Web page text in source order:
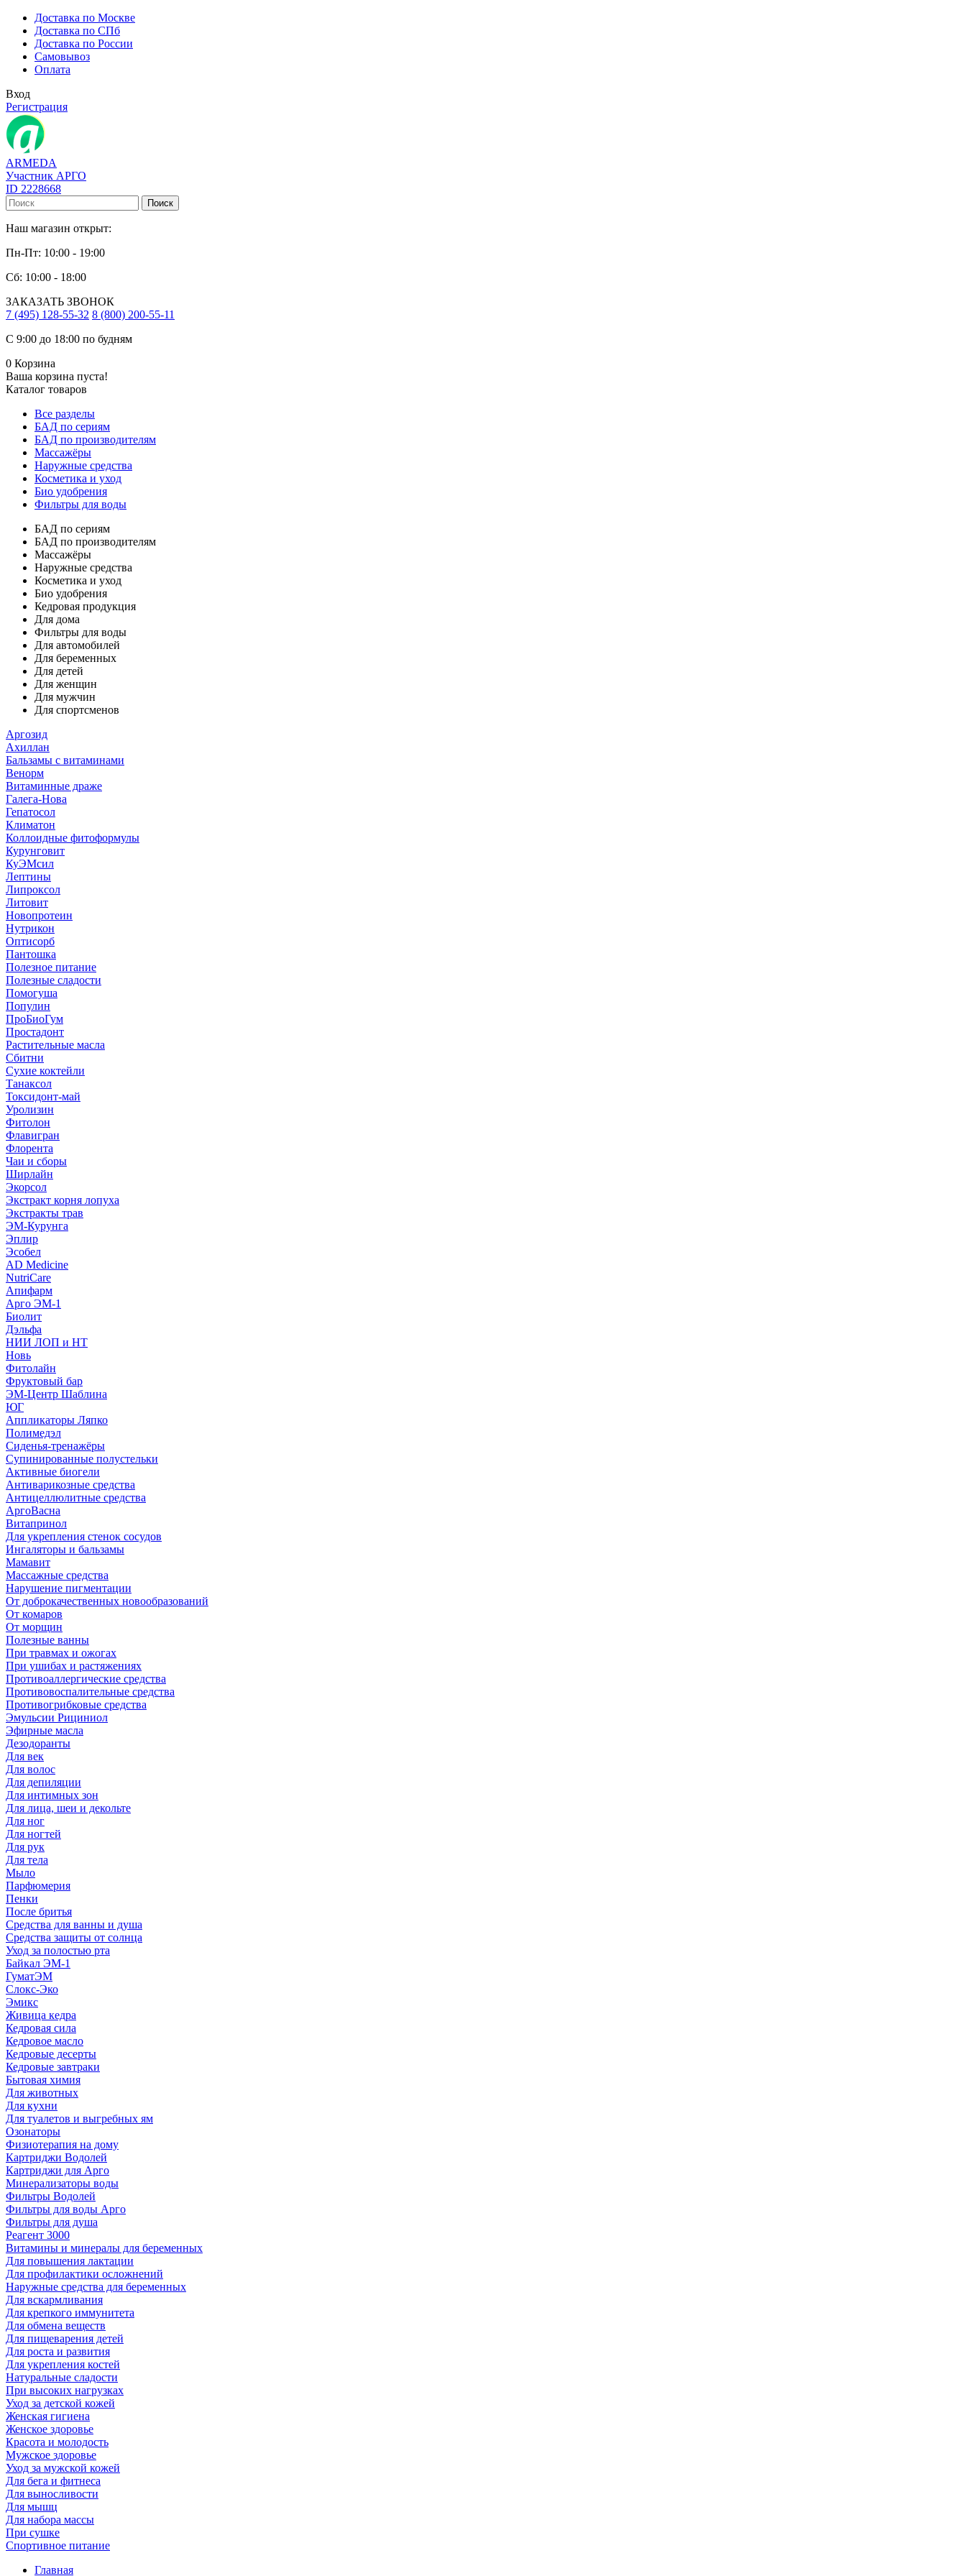
Доставка по Москве
Доставка по СПб
Доставка по России
Самовывоз
Оплата
Вход
Регистрация
ARMEDA
Участник АРГО
ID 2228668
Поиск
Наш магазин открыт:
Пн-Пт: 10:00 - 19:00
Сб: 10:00 - 18:00
ЗАКАЗАТЬ ЗВОНОК
7 (495) 128-55-32 8 (800) 200-55-11
С 9:00 до 18:00 по будням
0 Корзина
Ваша корзина пуста!
Каталог товаров
Все разделы
БАД по сериям
БАД по производителям
Массажёры
Наружные средства
Косметика и уход
Био удобрения
Фильтры для воды
БАД по сериям
БАД по производителям
Массажёры
Наружные средства
Косметика и уход
Био удобрения
Кедровая продукция
Для дома
Фильтры для воды
Для автомобилей
Для беременных
Для детей
Для женщин
Для мужчин
Для спортсменов
Аргозид
Ахиллан
Бальзамы с витаминами
Венорм
Витаминные драже
Галега-Нова
Гепатосол
Климатон
Коллоидные фитоформулы
Курунговит
КуЭМсил
Лептины
Липроксол
Литовит
Новопротеин
Нутрикон
Оптисорб
Пантошка
Полезное питание
Полезные сладости
Помогуша
Популин
ПроБиоГум
Простадонт
Растительные масла
Сбитни
Сухие коктейли
Танаксол
Токсидонт-май
Уролизин
Фитолон
Флавигран
Флорента
Чаи и сборы
Ширлайн
Экорсол
Экстракт корня лопуха
Экстракты трав
ЭМ-Курунга
Эплир
Эсобел
AD Medicine
NutriCare
Апифарм
Арго ЭМ-1
Биолит
Дэльфа
НИИ ЛОП и НТ
Новь
Фитолайн
Фруктовый бар
ЭМ-Центр Шаблина
ЮГ
Аппликаторы Ляпко
Полимедэл
Сиденья-тренажёры
Супинированные полустельки
Активные биогели
Антиварикозные средства
Антицеллюлитные средства
АргоВасна
Витапринол
Для укрепления стенок сосудов
Ингаляторы и бальзамы
Мамавит
Массажные средства
Нарушение пигментации
От доброкачественных новообразований
От комаров
От морщин
Полезные ванны
При травмах и ожогах
При ушибах и растяжениях
Противоаллергические средства
Противовоспалительные средства
Противогрибковые средства
Эмульсии Рициниол
Эфирные масла
Дезодоранты
Для век
Для волос
Для депиляции
Для интимных зон
Для лица, шеи и декольте
Для ног
Для ногтей
Для рук
Для тела
Мыло
Парфюмерия
Пенки
После бритья
Средства для ванны и душа
Средства защиты от солнца
Уход за полостью рта
Байкал ЭМ-1
ГуматЭМ
Слокс-Эко
Эмикс
Живица кедра
Кедровая сила
Кедровое масло
Кедровые десерты
Кедровые завтраки
Бытовая химия
Для животных
Для кухни
Для туалетов и выгребных ям
Озонаторы
Физиотерапия на дому
Картриджи Водолей
Картриджи для Арго
Минерализаторы воды
Фильтры Водолей
Фильтры для воды Арго
Фильтры для душа
Реагент 3000
Витамины и минералы для беременных
Для повышения лактации
Для профилактики осложнений
Наружные средства для беременных
Для вскармливания
Для крепкого иммунитета
Для обмена веществ
Для пищеварения детей
Для роста и развития
Для укрепления костей
Натуральные сладости
При высоких нагрузках
Уход за детской кожей
Женская гигиена
Женское здоровье
Красота и молодость
Мужское здоровье
Уход за мужской кожей
Для бега и фитнеса
Для выносливости
Для мышц
Для набора массы
При сушке
Спортивное питание
Главная